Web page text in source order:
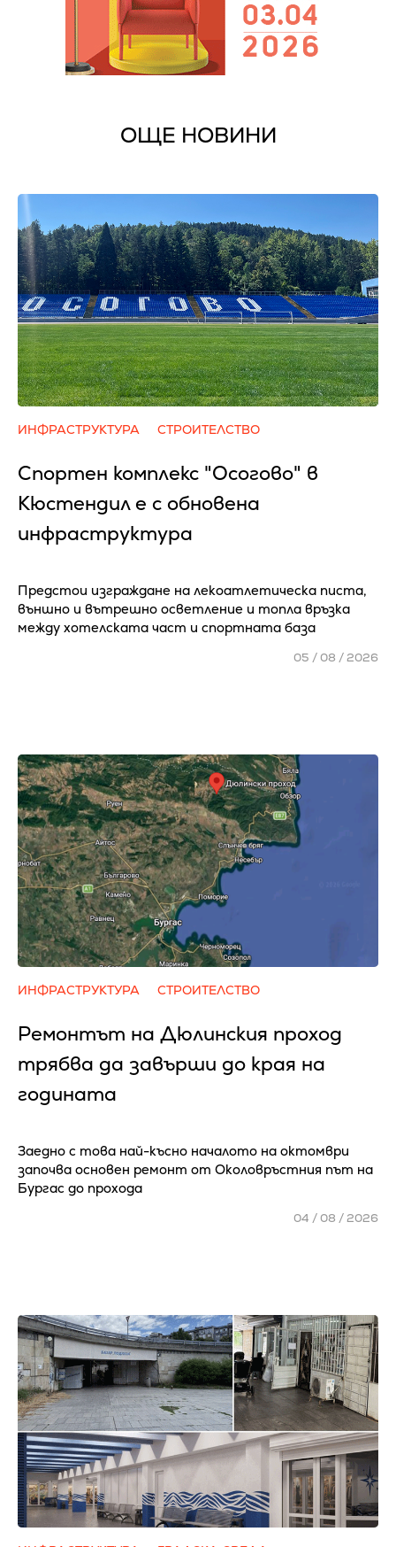
ОЩЕ НОВИНИ
ИНФРАСТРУКТУРА СТРОИТЕЛСТВО
Спортен комплекс "Осогово" в
Кюстендил е с обновена
инфраструктура
Предстои изграждане на лекоатлетическа писта,
външно и вътрешно осветление и топла връзка
между хотелската част и спортната база
05 / 08 / 2026
ИНФРАСТРУКТУРА СТРОИТЕЛСТВО
Ремонтът на Дюлинския проход
трябва да завърши до края на
годината
Заедно с това най-късно началото на октомври
започва основен ремонт от Околовръстния път на
Бургас до прохода
04 / 08 / 2026